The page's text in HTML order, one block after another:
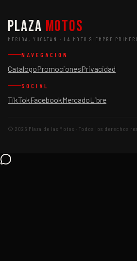
Plaza Motos
MERIDA, YUCATAN · LA MOTO SIEMPRE
NAVEGACION
CatalogoPromocionesPrivacidad
SOCIAL
TikTokFacebookMercadoLibre
© 2026 Plaza de las Motos · Todos los derechos